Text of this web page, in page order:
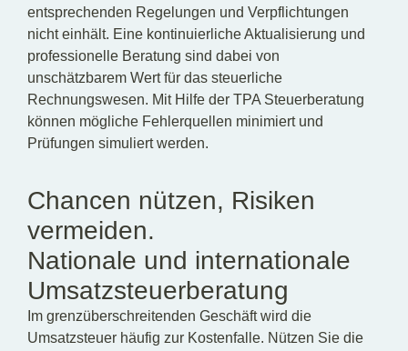
entsprechenden Regelungen und Verpflichtungen
nicht einhält. Eine kontinuierliche Aktualisierung und
professionelle Beratung sind dabei von
unschätzbarem Wert für das steuerliche
Rechnungswesen. Mit Hilfe der TPA Steuerberatung
können mögliche Fehlerquellen minimiert und
Prüfungen simuliert werden.
Chancen nützen, Risiken
vermeiden.
Nationale und internationale
Umsatzsteuerberatung
Im grenzüberschreitenden Geschäft wird die
Umsatzsteuer häufig zur Kostenfalle. Nützen Sie die